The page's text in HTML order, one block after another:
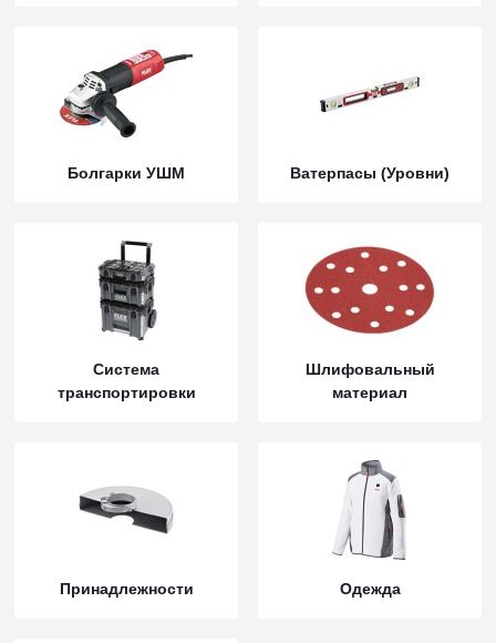
Болгарки УШМ Ватерпасы (Уровни)
Система
транспортировки
Шлифовальный
материал
Принадлежности Одежда